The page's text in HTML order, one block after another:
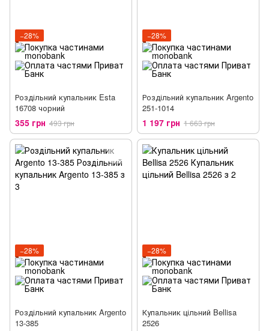
−28%
Роздільний купальник Esta
16708 чорний
355 грн 493 грн
−28%
Роздільний купальник Argento
251-1014
1 197 грн 1 663 грн
−28%
Роздільний купальник Argento
13-385
−28%
Купальник цільний Bellisa
2526